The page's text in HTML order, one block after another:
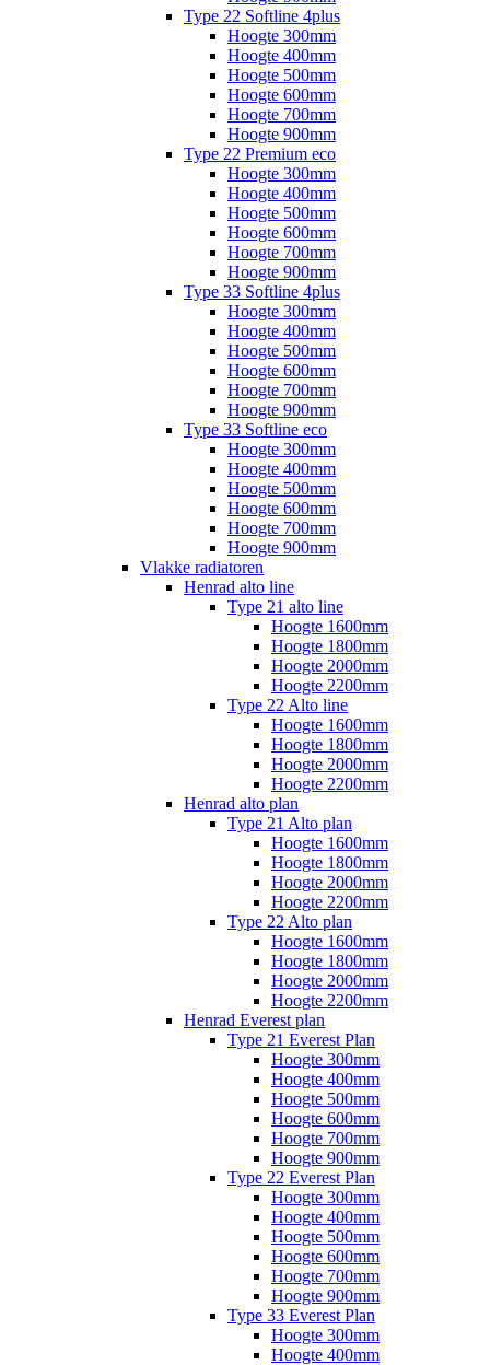
Type 22 Softline 4plus
Hoogte 300mm
Hoogte 400mm
Hoogte 500mm
Hoogte 600mm
Hoogte 700mm
Hoogte 900mm
Type 22 Premium eco
Hoogte 300mm
Hoogte 400mm
Hoogte 500mm
Hoogte 600mm
Hoogte 700mm
Hoogte 900mm
Type 33 Softline 4plus
Hoogte 300mm
Hoogte 400mm
Hoogte 500mm
Hoogte 600mm
Hoogte 700mm
Hoogte 900mm
Type 33 Softline eco
Hoogte 300mm
Hoogte 400mm
Hoogte 500mm
Hoogte 600mm
Hoogte 700mm
Hoogte 900mm
Vlakke radiatoren
Henrad alto line
Type 21 alto line
Hoogte 1600mm
Hoogte 1800mm
Hoogte 2000mm
Hoogte 2200mm
Type 22 Alto line
Hoogte 1600mm
Hoogte 1800mm
Hoogte 2000mm
Hoogte 2200mm
Henrad alto plan
Type 21 Alto plan
Hoogte 1600mm
Hoogte 1800mm
Hoogte 2000mm
Hoogte 2200mm
Type 22 Alto plan
Hoogte 1600mm
Hoogte 1800mm
Hoogte 2000mm
Hoogte 2200mm
Henrad Everest plan
Type 21 Everest Plan
Hoogte 300mm
Hoogte 400mm
Hoogte 500mm
Hoogte 600mm
Hoogte 700mm
Hoogte 900mm
Type 22 Everest Plan
Hoogte 300mm
Hoogte 400mm
Hoogte 500mm
Hoogte 600mm
Hoogte 700mm
Hoogte 900mm
Type 33 Everest Plan
Hoogte 300mm
Hoogte 400mm